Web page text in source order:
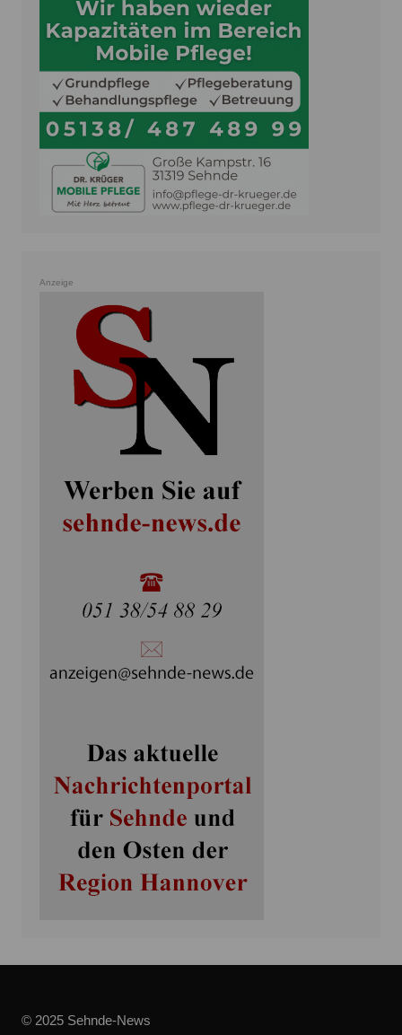
Anzeige
© 2025 Sehnde-News